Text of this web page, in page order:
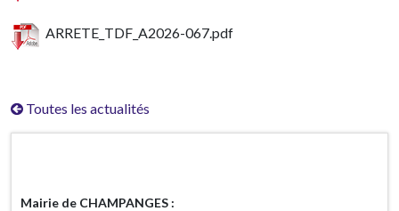
ARRETE_TDF_A2026-067.pdf
Toutes les actualités
Mairie de CHAMPANGES :